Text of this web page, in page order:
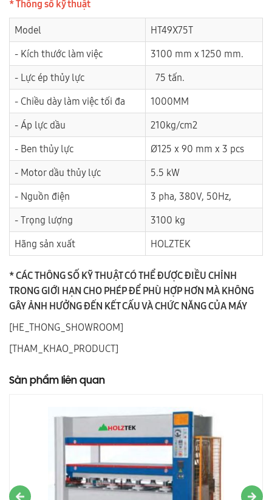
* Thông số kỹ thuật
Model
HT49X75T
- Kích thước làm việc
3100 mm x 1250 mm.
- Lực ép thủy lực
75 tấn.
- Chiều dày làm việc tối đa
1000MM
- Áp lực dầu
210kg/cm2
- Ben thủy lực
Ø125 x 90 mm x 3 pcs
- Motor dầu thủy lực
5.5 kW
- Nguồn điện
3 pha, 380V, 50Hz,
- Trọng lượng
3100 kg
Hãng sản xuất
HOLZTEK
* CÁC THÔNG SỐ KỸ THUẬT CÓ THỂ ĐƯỢC ĐIỀU CHỈNH
TRONG GIỚI HẠN CHO PHÉP ĐỂ PHÙ HỢP HƠN MÀ KHÔNG
GÂY ẢNH HƯỞNG ĐẾN KẾT CẤU VÀ CHỨC NĂNG CỦA MÁY
[HE_THONG_SHOWROOM]
[THAM_KHAO_PRODUCT]
Sản phẩm liên quan